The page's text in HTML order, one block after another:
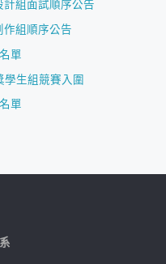
組面試順序公告
組順序公告
單
學生組競賽入圍
單